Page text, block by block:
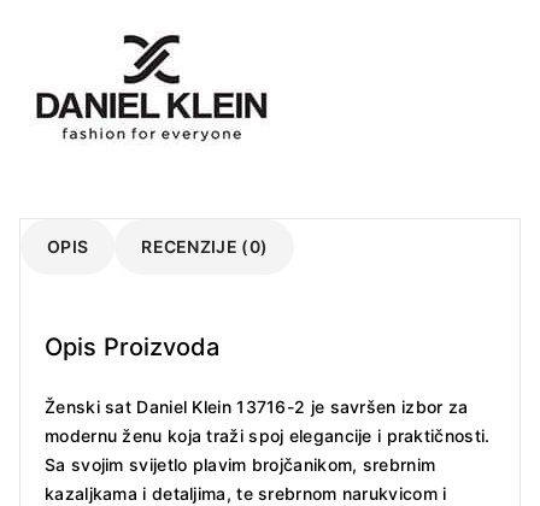
OPIS RECENZIJE (0)
Opis Proizvoda
Ženski sat Daniel Klein 13716-2 je savršen izbor za
modernu ženu koja traži spoj elegancije i praktičnosti.
Sa svojim svijetlo plavim brojčanikom, srebrnim
kazaljkama i detaljima, te srebrnom narukvicom i